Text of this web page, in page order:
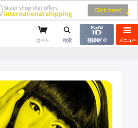
mu-moショップ メニュー
カート 検索 登録/ﾛｸﾞｲﾝ